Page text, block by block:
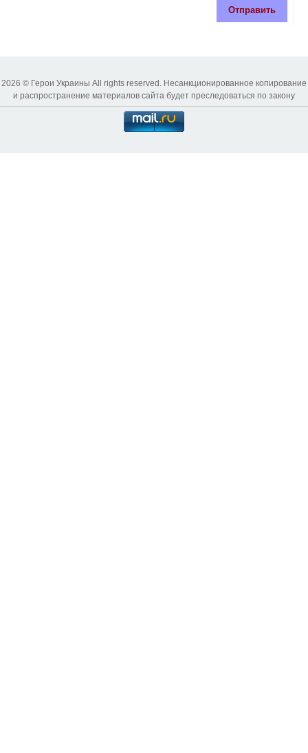
Отправить
2026 © Герои Украины All rights reserved. Несанкционированное копирование
и распространение материалов сайта будет преследоваться по закону